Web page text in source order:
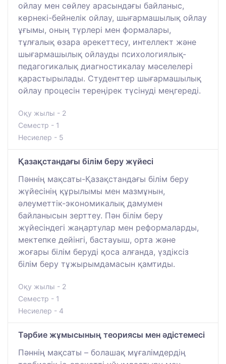
ойлау мен сөйлеу арасындағы байланыс,
көрнекі-бейнелік ойлау, шығармашылық ойлау
ұғымы, оның түрлері мен формалары,
тұлғалық өзара әрекеттесу, интеллект және
шығармашылық ойлауды психологиялық-
педагогикалық диагностикалау мәселелері
қарастырылады. Студенттер шығармашылық
ойлау процесін тереңірек түсінуді меңгереді.
Оқу жылы - 2
Семестр - 1
Несиелер - 5
Қазақстандағы білім беру жүйесі
Пәннің мақсаты-Қазақстандағы білім беру
жүйесінің құрылымы мен мазмұнын,
әлеуметтік-экономикалық дамумен
байланысын зерттеу. Пән білім беру
жүйесіндегі жаңартулар мен реформаларды,
мектепке дейінгі, бастауыш, орта және
жоғары білім беруді қоса алғанда, үздіксіз
білім беру тұжырымдамасын қамтиды.
Оқу жылы - 2
Семестр - 1
Несиелер - 4
Тәрбие жұмысының теориясы мен әдістемесі
Пәннің мақсаты – болашақ мұғалімдердің